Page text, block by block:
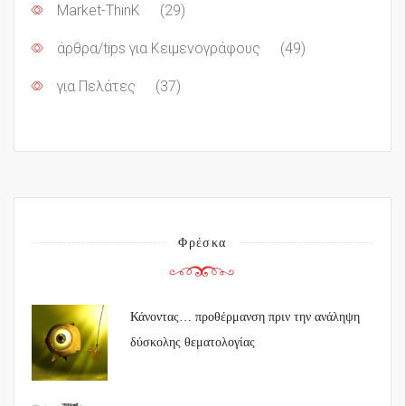
Market-ThinK (29)
άρθρα/tips για Κειμενογράφους (49)
για Πελάτες (37)
Φρέσκα
Κάνοντας… προθέρμανση πριν την ανάληψη
δύσκολης θεματολογίας